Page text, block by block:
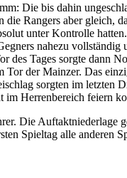
Die bis dahin
Rangers aber gleich,
unter Kontrolle
nahezu
des Tages sorgte dann
der Mainzer. Das
sorgten im
im Herrenbereich feiern
Die Auftaktniederlage
Spieltag alle anderen